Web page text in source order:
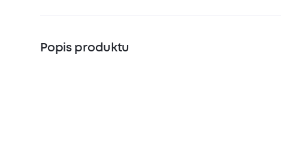
Popis produktu